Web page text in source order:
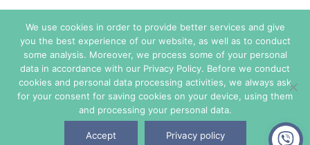
Condições de Venda
© Copyright 2026. Todos os direitos reservados - TE ENERGY.
We use cookies in order to provide better services and give
you the best experience of our website, as well as to conduct
some analysis. Moreover, we process some of your personal
data in accordance with our Privacy Policy. Before we conduct
cookies and personal data processing activities, we always ask
for your consent for saving cookies on your device, using them
and processing your personal data.
Accept Privacy policy